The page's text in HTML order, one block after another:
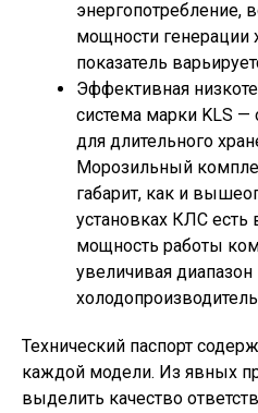
энергопотребление,
мощности генерации
показатель
Эффективная
система марки KLS
для длительного
Морозильный
габарит, как и
установках КЛС
мощность работы
увеличивая диапазон
Технический паспорт
каждой модели. Из явных
выделить качество